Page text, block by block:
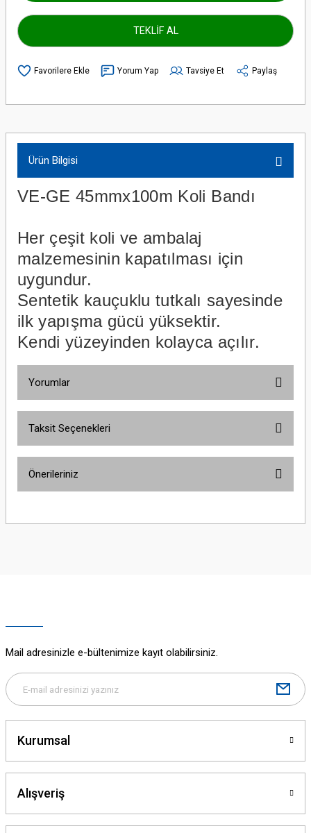
TEKLİF AL
Yorum Yap Tavsiye Et Paylaş
Ürün Bilgisi
VE-GE 45mmx100m Koli Bandı
Her çeşit koli ve ambalaj
malzemesinin kapatılması için
uygundur.
Sentetik kauçuklu tutkalı sayesinde
ilk yapışma gücü yüksektir.
Kendi yüzeyinden kolayca açılır.
Yorumlar
Taksit Seçenekleri
Önerileriniz
yetersiz gördüğünüz noktaları öneri formunu kullanarak tarafımıza
Bu ürüne benzer farklı alternatifler olmalı.
Mail adresinizle e-bültenimize kayıt olabilirsiniz.
Kurumsal
Alışveriş